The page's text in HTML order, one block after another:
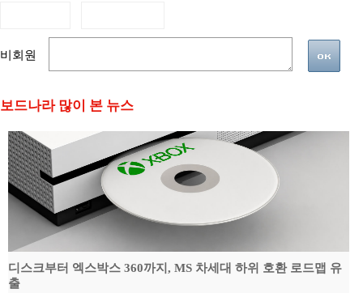
비회원
보드나라 많이 본 뉴스
디스크부터 엑스박스 360까지, MS 차세대 하위 호환 로드맵 유
출